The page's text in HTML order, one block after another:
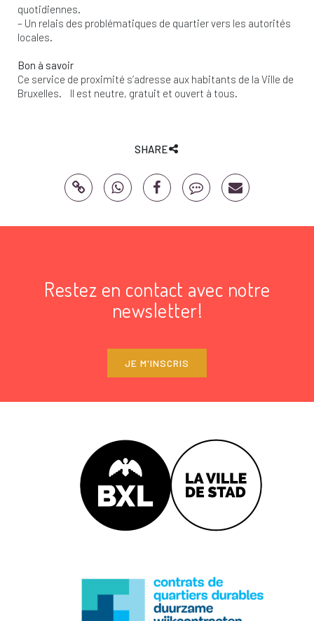
quotidiennes.
– Un relais des problématiques de quartier vers les autorités
locales.
Bon à savoir
Ce service de proximité s’adresse aux habitants de la Ville de
Bruxelles. Il est neutre, gratuit et ouvert à tous.
SHARE
Restez en contact avec notre
newsletter!
JE M'INSCRIS